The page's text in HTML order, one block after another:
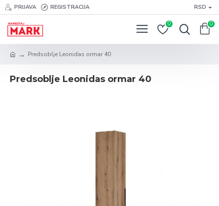
PRIJAVA REGISTRACIJA RSD
0 0
Predsoblje Leonidas ormar 40
Predsoblje Leonidas ormar 40